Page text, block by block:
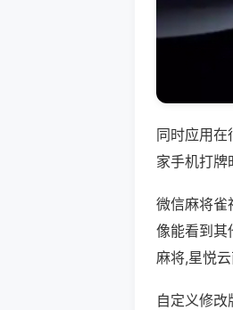
同时应用在
家手机打牌
微信麻将雀
像能看到其
麻将,星悦
自定义修